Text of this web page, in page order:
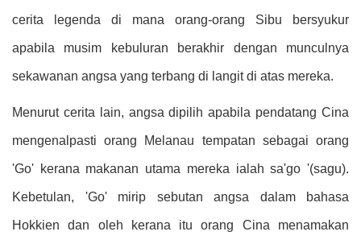
cerita legenda di mana orang-orang Sibu bersyukur
apabila musim kebuluran berakhir dengan munculnya
sekawanan angsa yang terbang di langit di atas mereka.
Menurut cerita lain, angsa dipilih apabila pendatang Cina
mengenalpasti orang Melanau tempatan sebagai orang
'Go' kerana makanan utama mereka ialah sa'go '(sagu).
Kebetulan, 'Go' mirip sebutan angsa dalam bahasa
Hokkien dan oleh kerana itu orang Cina menamakan